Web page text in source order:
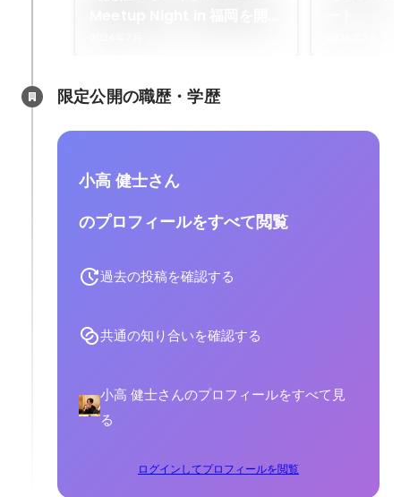
限定公開の職歴・学歴
小高 健士さん
のプロフィールをすべて閲覧
過去の投稿を確認する
共通の知り合いを確認する
小高 健士さんのプロフィールをすべて見
る
ログインしてプロフィールを閲覧